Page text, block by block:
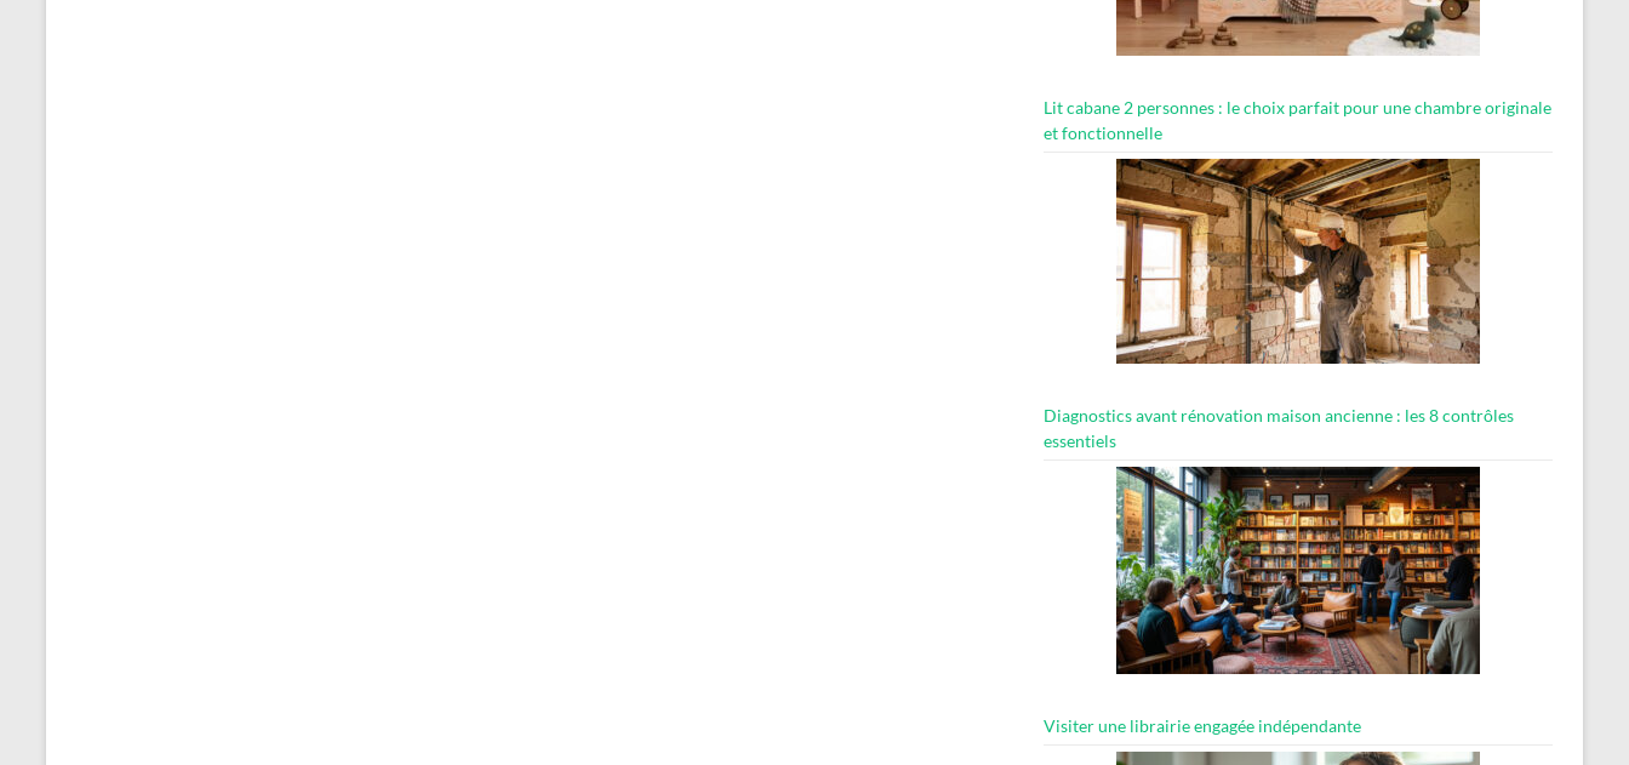
Lit cabane 2 personnes : le choix parfait pour une chambre originale
et fonctionnelle
Diagnostics avant rénovation maison ancienne : les 8 contrôles
essentiels
Visiter une librairie engagée indépendante